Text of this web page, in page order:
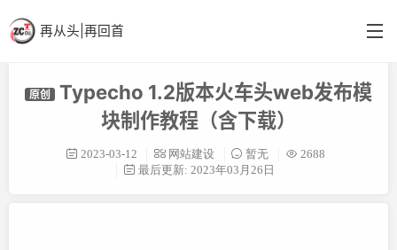
再从头|再回首
首页
英语阁
原创
Typecho 1.2版本火车头web发布模
块制作教程（含下载）
2023-03-12 网站建设 暂无
2688
最后更新: 2023年03月26日